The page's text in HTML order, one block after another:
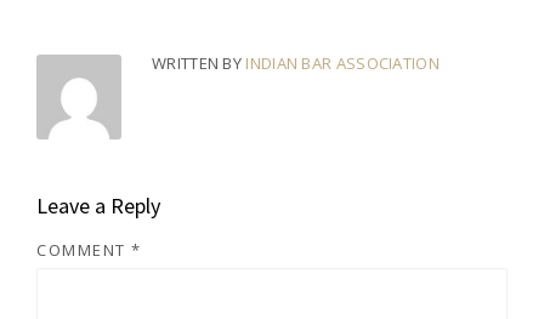
WRITTEN BY INDIAN BAR ASSOCIATION
Leave a Reply
COMMENT *